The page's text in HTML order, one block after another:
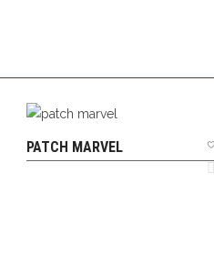
AJOUTER AU PANIER
PATCH MARVEL